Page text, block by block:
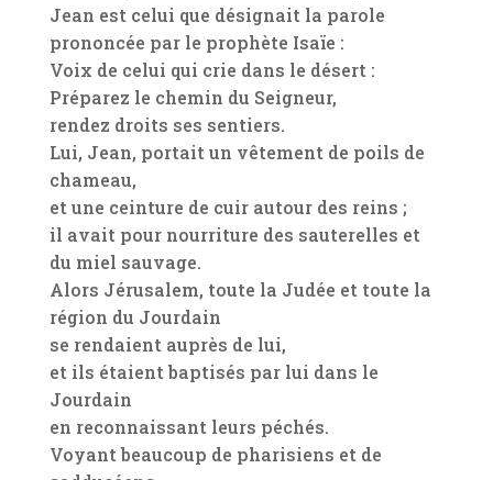
Jean est celui que désignait la parole
prononcée par le prophète Isaïe :
Voix de celui qui crie dans le désert :
Préparez le chemin du Seigneur,
rendez droits ses sentiers.
Lui, Jean, portait un vêtement de poils de
chameau,
et une ceinture de cuir autour des reins ;
il avait pour nourriture des sauterelles et
du miel sauvage.
Alors Jérusalem, toute la Judée et toute la
région du Jourdain
se rendaient auprès de lui,
et ils étaient baptisés par lui dans le
Jourdain
en reconnaissant leurs péchés.
Voyant beaucoup de pharisiens et de